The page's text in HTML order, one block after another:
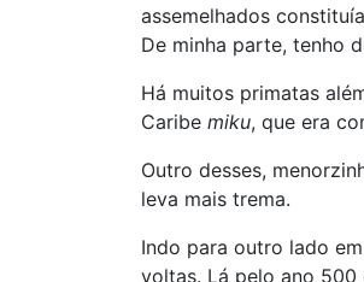
assemelhados
De minha parte, tenho
Há muitos primatas
Caribe miku, que era
Outro desses,
leva mais trema.
Indo para outro lado
voltas. Lá pelo ano 500